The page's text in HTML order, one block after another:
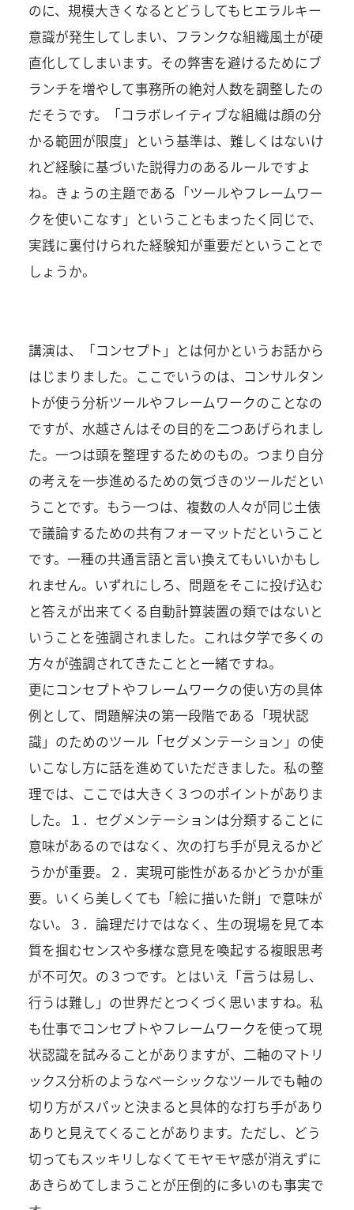
のに、規模大きくなるとどうしてもヒエラルキー
意識が発生してしまい、フランクな組織風土が硬
直化してしまいます。その弊害を避けるためにブ
ランチを増やして事務所の絶対人数を調整したの
だそうです。「コラボレイティブな組織は顔の分
かる範囲が限度」という基準は、難しくはないけ
れど経験に基づいた説得力のあるルールですよ
ね。きょうの主題である「ツールやフレームワー
クを使いこなす」ということもまったく同じで、
実践に裏付けられた経験知が重要だということで
しょうか。
講演は、「コンセプト」とは何かというお話から
はじまりました。ここでいうのは、コンサルタン
トが使う分析ツールやフレームワークのことなの
ですが、水越さんはその目的を二つあげられまし
た。一つは頭を整理するためのもの。つまり自分
の考えを一歩進めるための気づきのツールだとい
うことです。もう一つは、複数の人々が同じ土俵
で議論するための共有フォーマットだということ
です。一種の共通言語と言い換えてもいいかもし
れません。いずれにしろ、問題をそこに投げ込む
と答えが出来てくる自動計算装置の類ではないと
いうことを強調されました。これは夕学で多くの
方々が強調されてきたことと一緒ですね。
更にコンセプトやフレームワークの使い方の具体
例として、問題解決の第一段階である「現状認
識」のためのツール「セグメンテーション」の使
いこなし方に話を進めていただきました。私の整
理では、ここでは大きく３つのポイントがありま
した。１．セグメンテーションは分類することに
意味があるのではなく、次の打ち手が見えるかど
うかが重要。２．実現可能性があるかどうかが重
要。いくら美しくても「絵に描いた餅」で意味が
ない。３．論理だけではなく、生の現場を見て本
質を掴むセンスや多様な意見を喚起する複眼思考
が不可欠。の３つです。とはいえ「言うは易し、
行うは難し」の世界だとつくづく思いますね。私
も仕事でコンセプトやフレームワークを使って現
状認識を試みることがありますが、二軸のマトリ
ックス分析のようなベーシックなツールでも軸の
切り方がスパッと決まると具体的な打ち手があり
ありと見えてくることがあります。ただし、どう
切ってもスッキリしなくてモヤモヤ感が消えずに
あきらめてしまうことが圧倒的に多いのも事実で